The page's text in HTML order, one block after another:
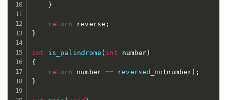
}
return reverse ;
}
int is_palindrome ( int number )
{
return number == reversed_no ( number ) ;
}